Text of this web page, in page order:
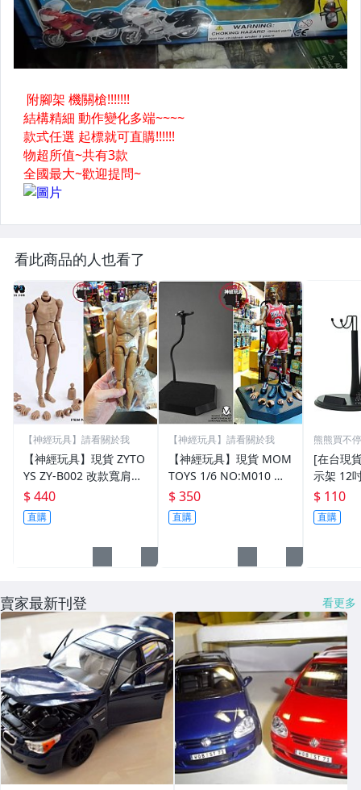
看此商品的人也看了
【神經玩具】請看關於我
【神經玩具】現貨 ZYTO
YS ZY-B002 改款寬肩肉
膚色素體 1/6比例12吋人
偶用 軍事人偶 美術骨架
人體素描
$ 440
直購
【神經玩具】請看關於我
【神經玩具】現貨 MOM
TOYS 1/6 NO:M010 蛇
形-金屬軟管地台支架 12
吋人偶用 ENTERBAY 蛇
管
$ 350
直購
熊熊買不停
[在台現
示架 12
贈 18張
$ 110
直購
賣家最新刊登 看更多